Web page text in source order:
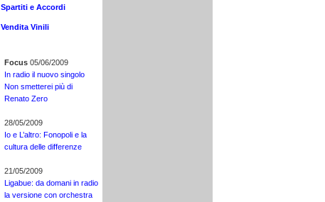
Spartiti e Accordi
Vendita Vinili
Focus 05/06/2009
In radio il nuovo singolo
Non smetterei più di
Renato Zero
28/05/2009
Io e L’altro: Fonopoli e la
cultura delle differenze
21/05/2009
Ligabue: da domani in radio
la versione con orchestra